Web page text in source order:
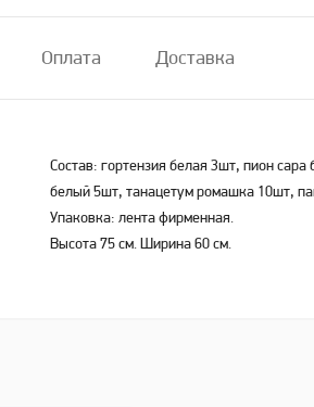
Оплата Доставка
Состав: гортензия белая 3шт, пион
белый 5шт, танацетум ромашка 10шт,
Упаковка: лента фирменная.
Высота 75 см. Ширина 60 см.